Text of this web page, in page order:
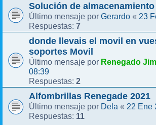
Solución de almacenamiento
Último mensaje por Gerardo « 23
Respuestas: 7
donde llevais el movil en
soportes Movil
Último mensaje por Renegado Jim
08:39
Respuestas: 2
Alfombrillas Renegade 2021
Último mensaje por Dela « 22 Ene
Respuestas: 11